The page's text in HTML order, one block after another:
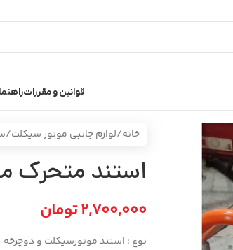
قوانین و مقررات
خانه/لوازم جانبی موتور سیکلت/
استند متحرک
2,700,000تومان
نوع : استند موتورسیکلت و دوچرخه